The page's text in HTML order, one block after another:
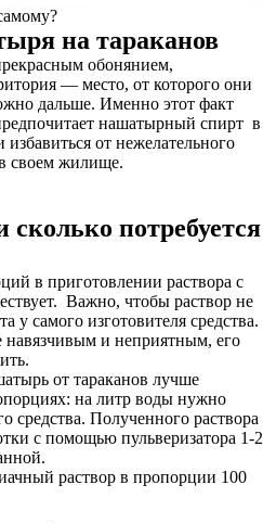
на тараканов
обонянием,
— место, от которого они
дальше. Именно этот факт
нашатырный спирт в
от нежелательного
своем жилище.
потребуется
в приготовлении раствора с
Важно, чтобы раствор не
у самого изготовителя средства.
навязчивым и неприятным, его
от тараканов лучше
на литр воды нужно
средства. Полученного раствора
с помощью пульверизатора 1-2
раствор в пропорции 100